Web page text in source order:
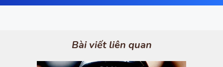
Bài viết liên quan